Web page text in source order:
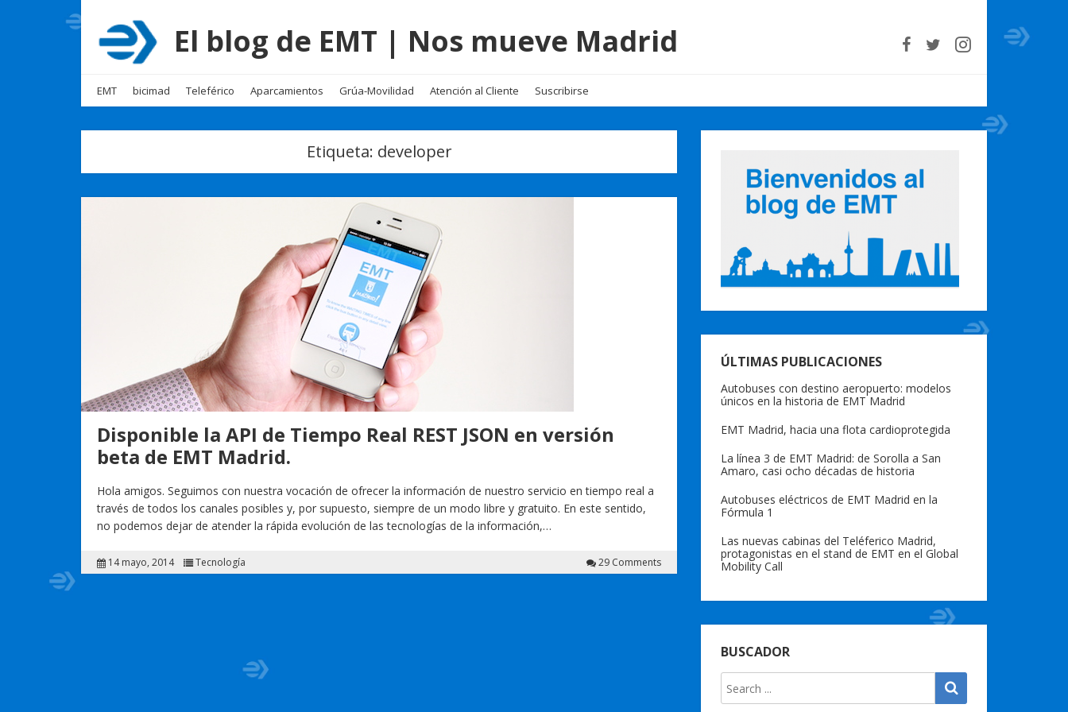
El blog de EMT | Nos mueve Madrid
EMT bicimad Teleférico Aparcamientos Grúa-Movilidad Atención al Cliente Suscribirse
Etiqueta: developer
Disponible la API de Tiempo Real REST JSON en versión
beta de EMT Madrid.
Hola amigos. Seguimos con nuestra vocación de ofrecer la información de nuestro servicio en tiempo real a
través de todos los canales posibles y, por supuesto, siempre de un modo libre y gratuito. En este sentido,
no podemos dejar de atender la rápida evolución de las tecnologías de la información,…
14 mayo, 2014 Tecnología 29 Comments
ÚLTIMAS PUBLICACIONES
Autobuses con destino aeropuerto: modelos
únicos en la historia de EMT Madrid
EMT Madrid, hacia una flota cardioprotegida
La línea 3 de EMT Madrid: de Sorolla a San
Amaro, casi ocho décadas de historia
Autobuses eléctricos de EMT Madrid en la
Fórmula 1
Las nuevas cabinas del Teléferico Madrid,
protagonistas en el stand de EMT en el Global
Mobility Call
BUSCADOR